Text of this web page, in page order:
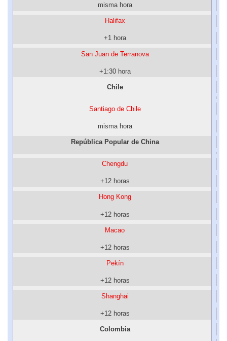
misma hora
Halifax
+1 hora
San Juan de Terranova
+1:30 hora
Chile
Santiago de Chile
misma hora
República Popular de China
Chengdu
+12 horas
Hong Kong
+12 horas
Macao
+12 horas
Pekín
+12 horas
Shanghai
+12 horas
Colombia